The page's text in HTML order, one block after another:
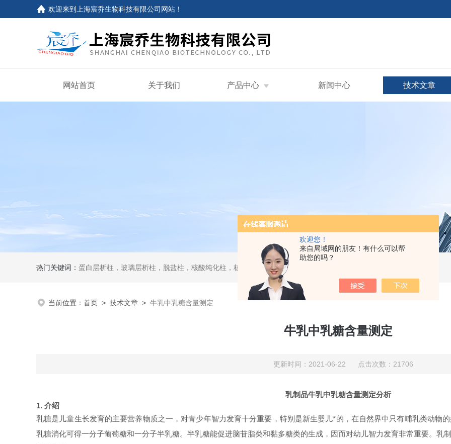
欢迎您！
来自局域网的朋友！有什么可以帮
助您的吗？
欢迎来到上海宸乔生物科技有限公司网站！
网站首页 关于我们 产品中心 新闻中心 技术文章
热门关键词： 蛋白层析柱，玻璃层析柱，脱盐柱，核酸纯化柱，核酸分离柱，DAC制备柱，分子筛空柱，装柱机
当前位置： 首页 > 技术文章 > 牛乳中乳糖含量测定
牛乳中乳糖含量测定
更新时间：2021-06-22 点击次数：21706
乳制品牛乳中乳糖含量测定分析
1. 介绍
乳糖是儿童生长发育的主要营养物质之一，对青少年智力发育十分重要，特别是新生婴儿*的，在自然界中只有哺乳类动物
乳糖消化可得一分子葡萄糖和一分子半乳糖。半乳糖能促进脑苷脂类和黏多糖类的生成，因而对幼儿智力发育非常重要。乳